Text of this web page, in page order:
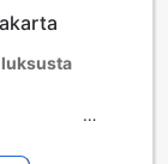
olevilla
siitä voidaan
huoneesta;
Jakartan